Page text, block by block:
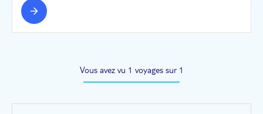
Vous avez vu 1 voyages sur 1